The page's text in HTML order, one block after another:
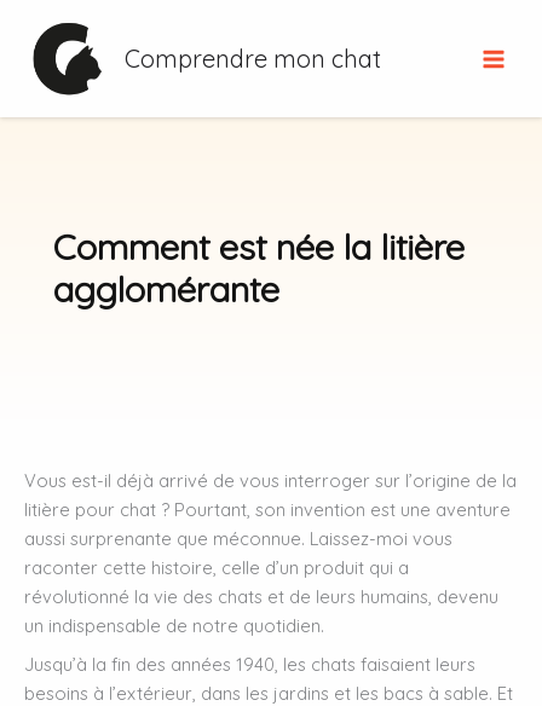
contenu
Comprendre mon chat
Comment est née la litière
agglomérante
Vous est-il déjà arrivé de vous interroger sur l’origine de la
litière pour chat ? Pourtant, son invention est une aventure
aussi surprenante que méconnue. Laissez-moi vous
raconter cette histoire, celle d’un produit qui a
révolutionné la vie des chats et de leurs humains, devenu
un indispensable de notre quotidien.
Jusqu’à la fin des années 1940, les chats faisaient leurs
besoins à l’extérieur, dans les jardins et les bacs à sable. Et